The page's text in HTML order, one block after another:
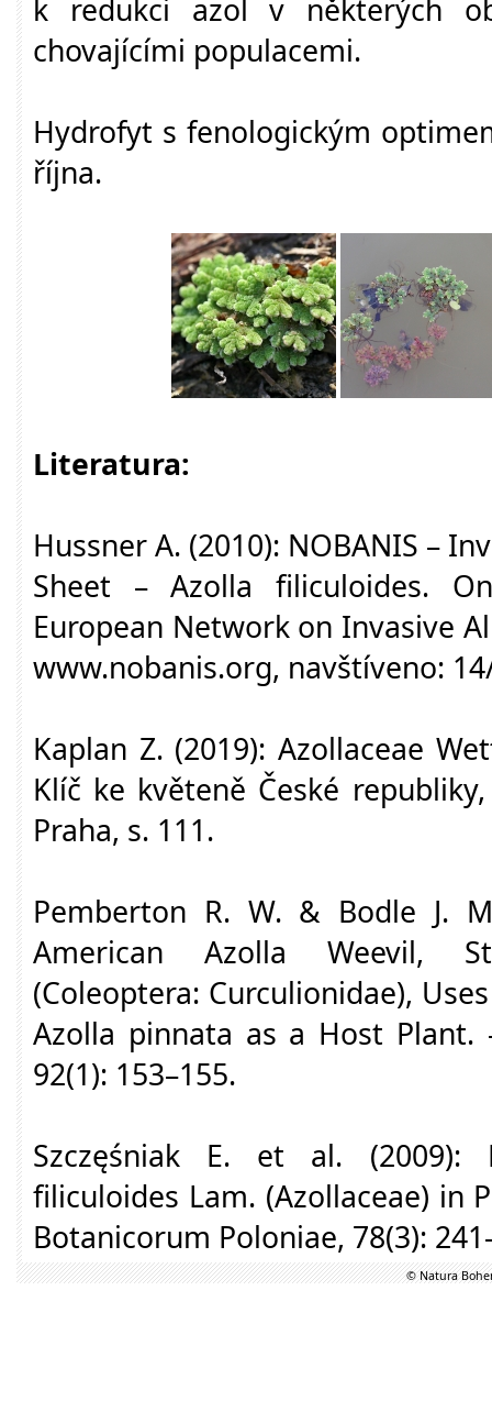
k redukci azol v některých
chovajícími populacemi.
Hydrofyt s fenologickým
října.
Literatura:
Hussner A. (2010): NOBANIS –
Sheet – Azolla filiculoides.
European Network on Invasive
www.nobanis.org, navštíveno:
Kaplan Z. (2019): Azollaceae
Klíč ke květeně České
Praha, s. 111.
Pemberton R. W. & Bodle J.
American Azolla Weevil,
(Coleoptera: Curculionidae),
Azolla pinnata as a Host Plant.
92(1): 153–155.
Szczęśniak E. et al. (2009):
filiculoides Lam. (Azollaceae) in
Botanicorum Poloniae, 78(3):
© Natura